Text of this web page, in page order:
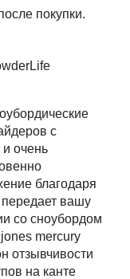
покупки.
с
очень
благодаря
вашу
со сноубордом
mercury
отзывчивости
на канте